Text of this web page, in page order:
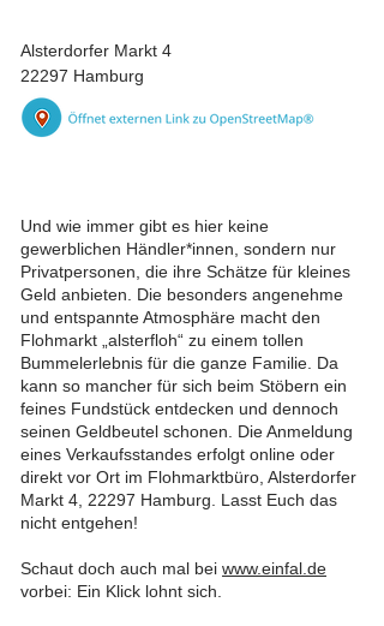
Alsterdorfer Markt 4
22297 Hamburg
Und wie immer gibt es hier keine
gewerblichen Händler*innen, sondern nur
Privatpersonen, die ihre Schätze für kleines
Geld anbieten. Die besonders angenehme
und entspannte Atmosphäre macht den
Flohmarkt „alsterfloh“ zu einem tollen
Bummelerlebnis für die ganze Familie. Da
kann so mancher für sich beim Stöbern ein
feines Fundstück entdecken und dennoch
seinen Geldbeutel schonen. Die Anmeldung
eines Verkaufsstandes erfolgt online oder
direkt vor Ort im Flohmarktbüro, Alsterdorfer
Markt 4, 22297 Hamburg. Lasst Euch das
nicht entgehen!
Schaut doch auch mal bei www.einfal.de
vorbei: Ein Klick lohnt sich.